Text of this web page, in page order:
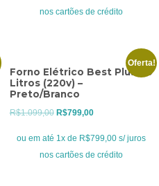
R$799,00.R$599,00.
nos cartões de crédito
Oferta!
Forno Elétrico Best Plus 60
Litros (220v) –
Preto/Branco
R$1.099,00 O
R$799,00O
atual
ou em até 1x de R$799,00 s/ juros
nos cartões de crédito